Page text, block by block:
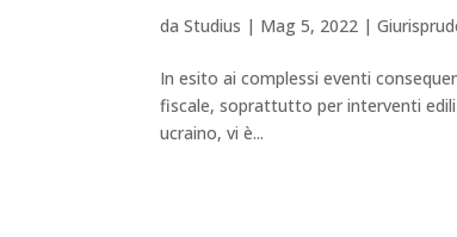
daStudius | Mag 5, 2022 |
In esito ai complessi eventi
fiscale, soprattutto per interventi edili
ucraino, vi è...